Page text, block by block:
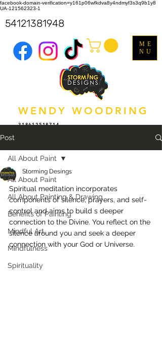
facebook-domain-verification=y161p06wfkdva8y4ndmyf3s3q9b1y8
UA-121562323-1
WENDY WOODRING
318612518714
ME
NU
54121381948
Post
All About Paint
All About Painting & Drawing
Benefits of Painting
Mindful Art
Mindfulness
Spirituality
All About Paint
Storming Desings
Spiritual meditation incorporates
components of silence, prayers, and self-
control and aims to build s deeper
connection to the Divine. You reflect on the
silence around you and seek a deeper
connection with your God or Universe.